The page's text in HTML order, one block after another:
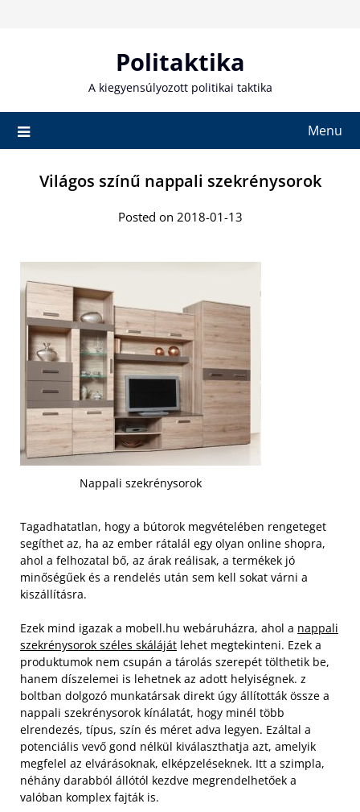
Politaktika
A kiegyensúlyozott politikai taktika
Menu
Világos színű nappali szekrénysorok
Posted on 2018-01-13
Nappali szekrénysorok
Tagadhatatlan, hogy a bútorok megvételében rengeteget
segíthet az, ha az ember rátalál egy olyan online shopra,
ahol a felhozatal bő, az árak reálisak, a termékek jó
minőségűek és a rendelés után sem kell sokat várni a
kiszállításra.
Ezek mind igazak a mobell.hu webáruházra, ahol a nappali
szekrénysorok széles skáláját lehet megtekinteni. Ezek a
produktumok nem csupán a tárolás szerepét tölthetik be,
hanem díszelemei is lehetnek az adott helyiségnek. z
boltban dolgozó munkatársak direkt úgy állították össze a
nappali szekrénysorok kínálatát, hogy minél több
elrendezés, típus, szín és méret adva legyen. Ezáltal a
potenciális vevő gond nélkül kiválaszthatja azt, amelyik
megfelel az elvárásoknak, elképzeléseknek. Itt a szimpla,
néhány darabból állótól kezdve megrendelhetőek a
valóban komplex fajták is.